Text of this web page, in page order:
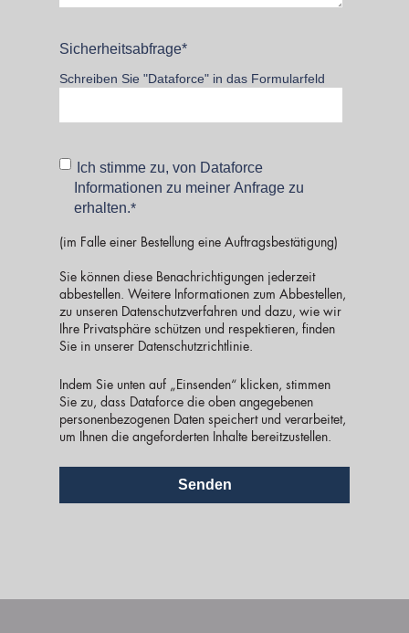
Sicherheitsabfrage*
Schreiben Sie "Dataforce" in das Formularfeld
Ich stimme zu, von Dataforce
Informationen zu meiner Anfrage zu
erhalten.*
(im Falle einer Bestellung eine Auftragsbestätigung)
Sie können diese Benachrichtigungen jederzeit
abbestellen. Weitere Informationen zum Abbestellen,
zu unseren Datenschutzverfahren und dazu, wie wir
Ihre Privatsphäre schützen und respektieren, finden
Sie in unserer Datenschutzrichtlinie.
Indem Sie unten auf „Einsenden“ klicken, stimmen
Sie zu, dass Dataforce die oben angegebenen
personenbezogenen Daten speichert und verarbeitet,
um Ihnen die angeforderten Inhalte bereitzustellen.